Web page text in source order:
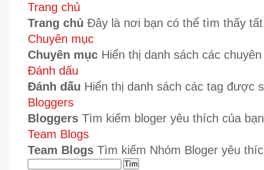
Trang chủ
Trang chủ Đây là nơi bạn có thể tìm thấy
Chuyên mục
Chuyên mục Hiển thị danh sách các
Đánh dấu
Đánh dấu Hiển thị danh sách các tag được
Bloggers
Bloggers Tìm kiếm bloger yêu thích của
Team Blogs
Team Blogs Tìm kiếm Nhóm Bloger yêu
Tìm